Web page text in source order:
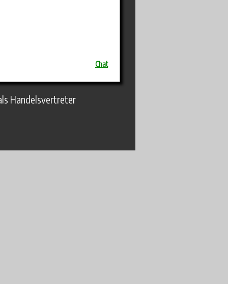
Chat
Handelsvertreter